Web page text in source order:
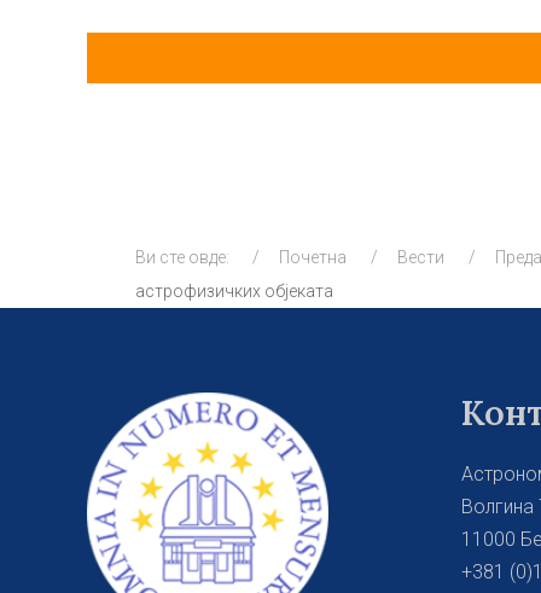
Ви сте овде: Почетна Вести
астрофизичких објеката
Волгина
11000
+381